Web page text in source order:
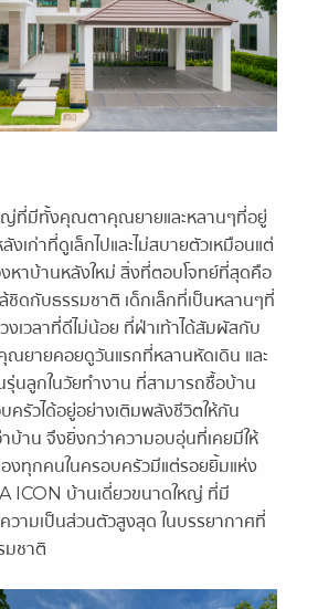
ญ่ที่มีทั้งคุณตาคุณยายและหลานๆที่อยู่
เก่าที่ดูเล็กไปและไม่สบายตัวเหมือนแต่
หาบ้านหลังใหม่ สิ่งที่ตอบโจทย์ที่สุดคือ
ชิดกับธรรมชาติ เด็กเล็กที่เป็นหลานๆที่
งเวลาที่ดีไม่น้อย ที่ฝ่าเท้าได้สัมผัสกับ
ายคอยดูวันแรกที่หลานหัดเดิน และ
รุ่นลูกในวัยทำงาน ที่สามารถซื้อบ้าน
ครัวได้อยู่อย่างเติมพลังชีวิตให้กัน
บ้าน จึงยิ่งกว่าความอบอุ่นที่เคยมีให้
งทุกคนในครอบครัวมีแต่รอยยิ้มแห่ง
ICON บ้านเดี่ยวขนาดใหญ่ ที่มี
วามเป็นส่วนตัวสูงสุด ในบรรยากาศที่
มชาติ